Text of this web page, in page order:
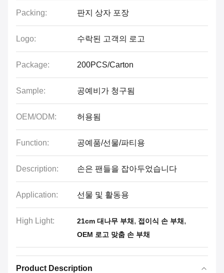
Packing: 판지 상자 포장
Logo: 수락된 고객의 로고
Package: 200PCS/Carton
Sample: 공예비가 청구됨
OEM/ODM: 허용됨
Function: 공예품/선물/파티용
Description: 손은 팬들을 잡아두었습니다
Application: 선물 및 활동용
High Light: 21cm 대나무 부채 , 접이식 손 부채 ,
OEM 로고 맞춤 손 부채
Product Description